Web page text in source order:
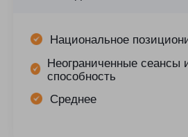
Национальное
Неограниченные сеансы
способность
Среднее